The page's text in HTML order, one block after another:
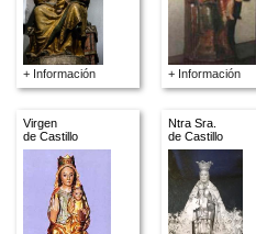
+ Información + Información
Virgen
de Castillo
Ntra Sra.
de Castillo